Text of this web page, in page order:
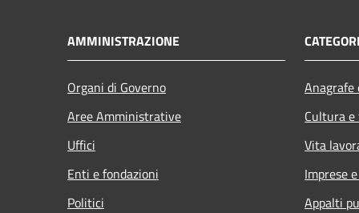
AMMINISTRAZIONE
Organi di Governo
Aree Amministrative
Uffici
Enti e fondazioni
Politici
Cultura
Vita
Imprese
Appalti